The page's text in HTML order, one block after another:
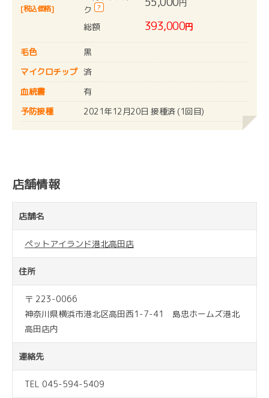
[税込価格]
ク
? 円
総額 393,000円
毛色
黒
マイクロチップ 済
血統書
有
予防接種
2021年12月20日 接種済 (1回目)
店舗情報
店舗名
ペットアイランド港北高田店
住所
〒 223-0066
神奈川県横浜市港北区高田西1-7-41 島忠ホームズ港北
高田店内
連絡先
TEL 045-594-5409